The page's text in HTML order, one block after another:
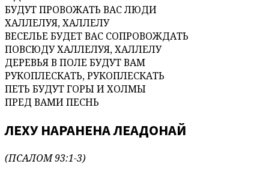
БУДУТ ПРОВОЖАТЬ ВАС ЛЮДИ
ХАЛЛЕЛУЯ, ХАЛЛЕЛУ
ВЕСЕЛЬЕ БУДЕТ ВАС СОПРОВОЖДАТЬ
ПОВСЮДУ ХАЛЛЕЛУЯ, ХАЛЛЕЛУ
ДЕРЕВЬЯ В ПОЛЕ БУДУТ ВАМ
РУКОПЛЕСКАТЬ, РУКОПЛЕСКАТЬ
ПЕТЬ БУДУТ ГОРЫ И ХОЛМЫ
ПРЕД ВАМИ ПЕСНЬ
ЛЕХУ НАРАНЕНА ЛЕАДОНАЙ
(ПСАЛОМ 93:1-3)